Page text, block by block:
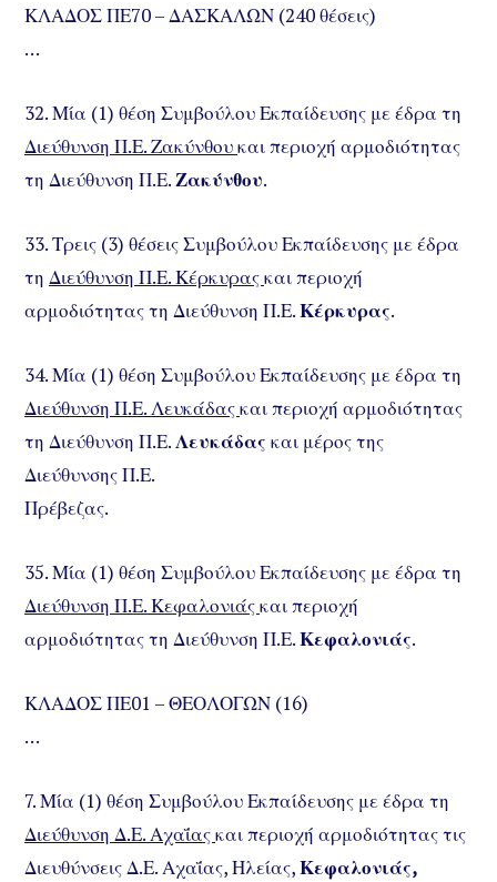
ΚΛΑΔΟΣ ΠΕ70 – ΔΑΣΚΑΛΩΝ (240 θέσεις)
…
32. Μία (1) θέση Συμβούλου Εκπαίδευσης με έδρα τη
Διεύθυνση Π.Ε. Ζακύνθουκαι περιοχή αρμοδιότητας
τη Διεύθυνση Π.Ε.Ζακύνθου.
33. Τρεις (3) θέσεις Συμβούλου Εκπαίδευσης με έδρα
τη Διεύθυνση Π.Ε. Κέρκυραςκαι περιοχή
αρμοδιότητας τη Διεύθυνση Π.Ε.Κέρκυρας.
34. Μία (1) θέση Συμβούλου Εκπαίδευσης με έδρα τη
Διεύθυνση Π.Ε. Λευκάδαςκαι περιοχή αρμοδιότητας
τη Διεύθυνση Π.Ε.Λευκάδας και μέρος της
Διεύθυνσης Π.Ε.
Πρέβεζας.
35. Μία (1) θέση Συμβούλου Εκπαίδευσης με έδρα τη
Διεύθυνση Π.Ε. Κεφαλονιάςκαι περιοχή
αρμοδιότητας τη Διεύθυνση Π.Ε.Κεφαλονιάς.
ΚΛΑΔΟΣ ΠΕ01 – ΘΕΟΛΟΓΩΝ (16)
…
7. Μία (1) θέση Συμβούλου Εκπαίδευσης με έδρα τη
Διεύθυνση Δ.Ε. Αχαΐαςκαι περιοχή αρμοδιότητας τις
Διευθύνσεις Δ.Ε. Αχαΐας, Ηλείας,Κεφαλονιάς,